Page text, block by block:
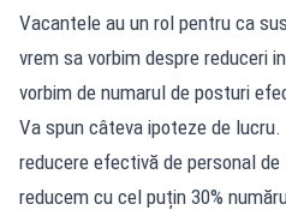
Vacantele au un rol pentru ca
vrem sa vorbim despre reduceri
vorbim de numarul de posturi
Va spun câteva ipoteze de
reducere efectivă de personal
reducem cu cel puțin 30%